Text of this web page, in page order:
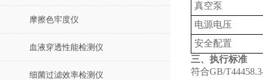
摩擦色牢度仪
血液穿透性能检测仪
细菌过滤效率检测仪
真空泵
电源电压
安全配置
三、执行标准
符合GB/